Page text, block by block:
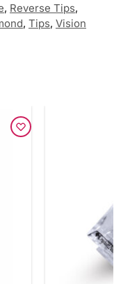
, Reverse Tips,
, Tips, Vision